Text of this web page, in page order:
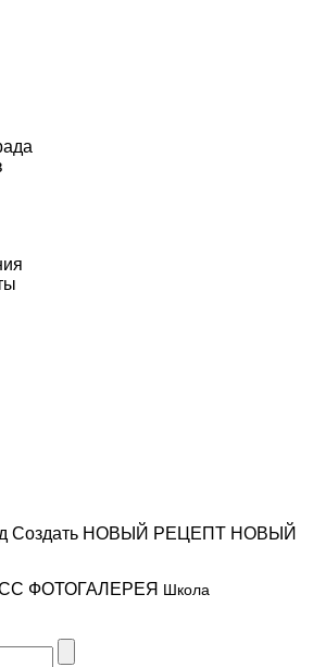
Создать НОВЫЙ РЕЦЕПТ НОВЫЙ
ФОТОГАЛЕРЕЯ Школа